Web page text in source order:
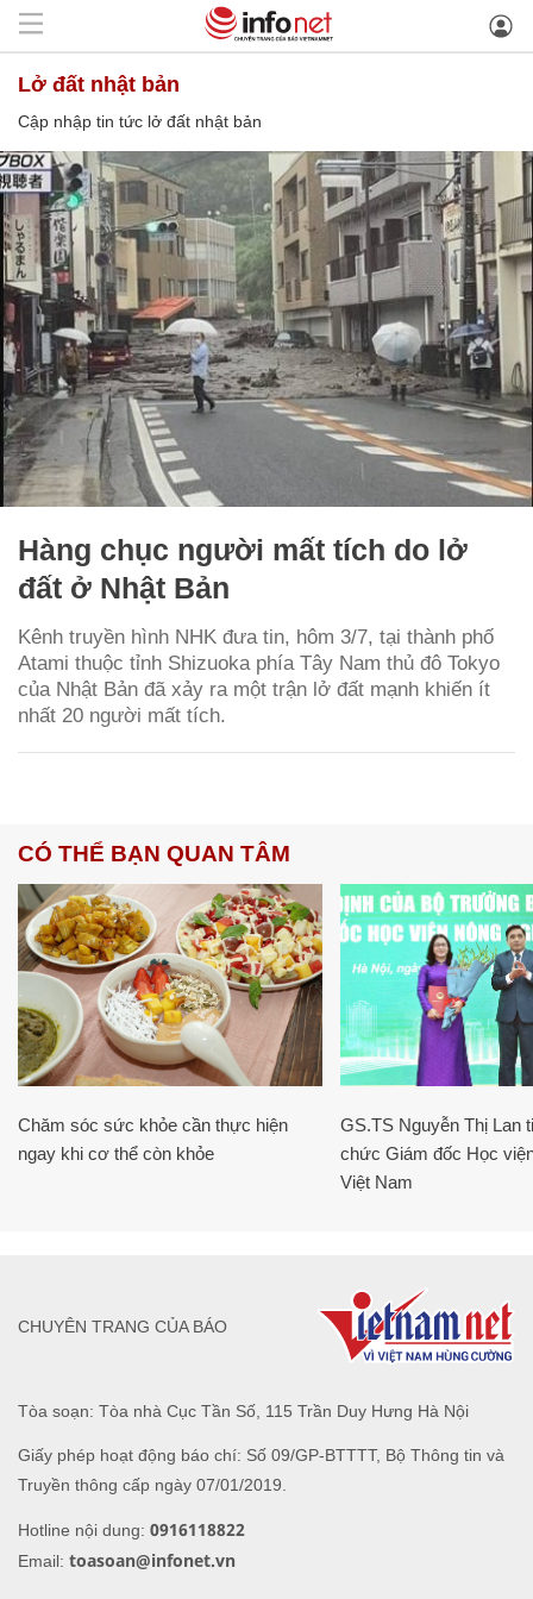
lở đất nhật bản
Cập nhập tin tức lở đất nhật bản
Hàng chục người mất tích do lở
đất ở Nhật Bản
Kênh truyền hình NHK đưa tin, hôm 3/7, tại thành phố
Atami thuộc tỉnh Shizuoka phía Tây Nam thủ đô Tokyo
của Nhật Bản đã xảy ra một trận lở đất mạnh khiến ít
nhất 20 người mất tích.
CÓ THỂ BẠN QUAN TÂM
Chăm sóc sức khỏe cần thực hiện
ngay khi cơ thể còn khỏe
GS.TS Nguyễn Thị Lan
chức Giám đốc Học
Việt Nam
Tòa soạn: Tòa nhà Cục Tần Số, 115 Trần Duy Hưng Hà Nội
Giấy phép hoạt động báo chí: Số 09/GP-BTTTT, Bộ Thông tin và
Truyền thông cấp ngày 07/01/2019.
Hotline nội dung: 0916118822
Email: toasoan@infonet.vn
CHUYÊN TRANG CỦA BÁO